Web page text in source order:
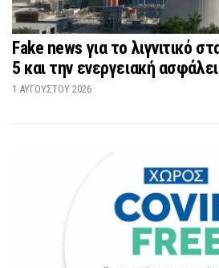
Fake news για το λιγνιτικό
5 και την ενεργειακή
1 ΑΥΓΟΎΣΤΟΥ 2026